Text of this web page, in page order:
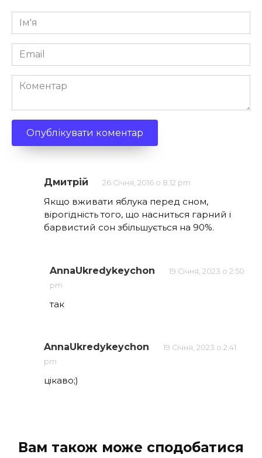
Ім'я
*
Email
*
Коментар
Дмитрій 26 Січня, 2016 о 8:12 pm
Якщо вживати яблука перед сном,
вірогідність того, що насниться гарний і
барвистий сон збільшується на 90%.
AnnaUkredykeychon
19 Січня, 2023 о 2:50
pm
так
AnnaUkredykeychon
19 Січня, 2023 о 2:41
pm
цікаво;)
Вам також може сподобатися